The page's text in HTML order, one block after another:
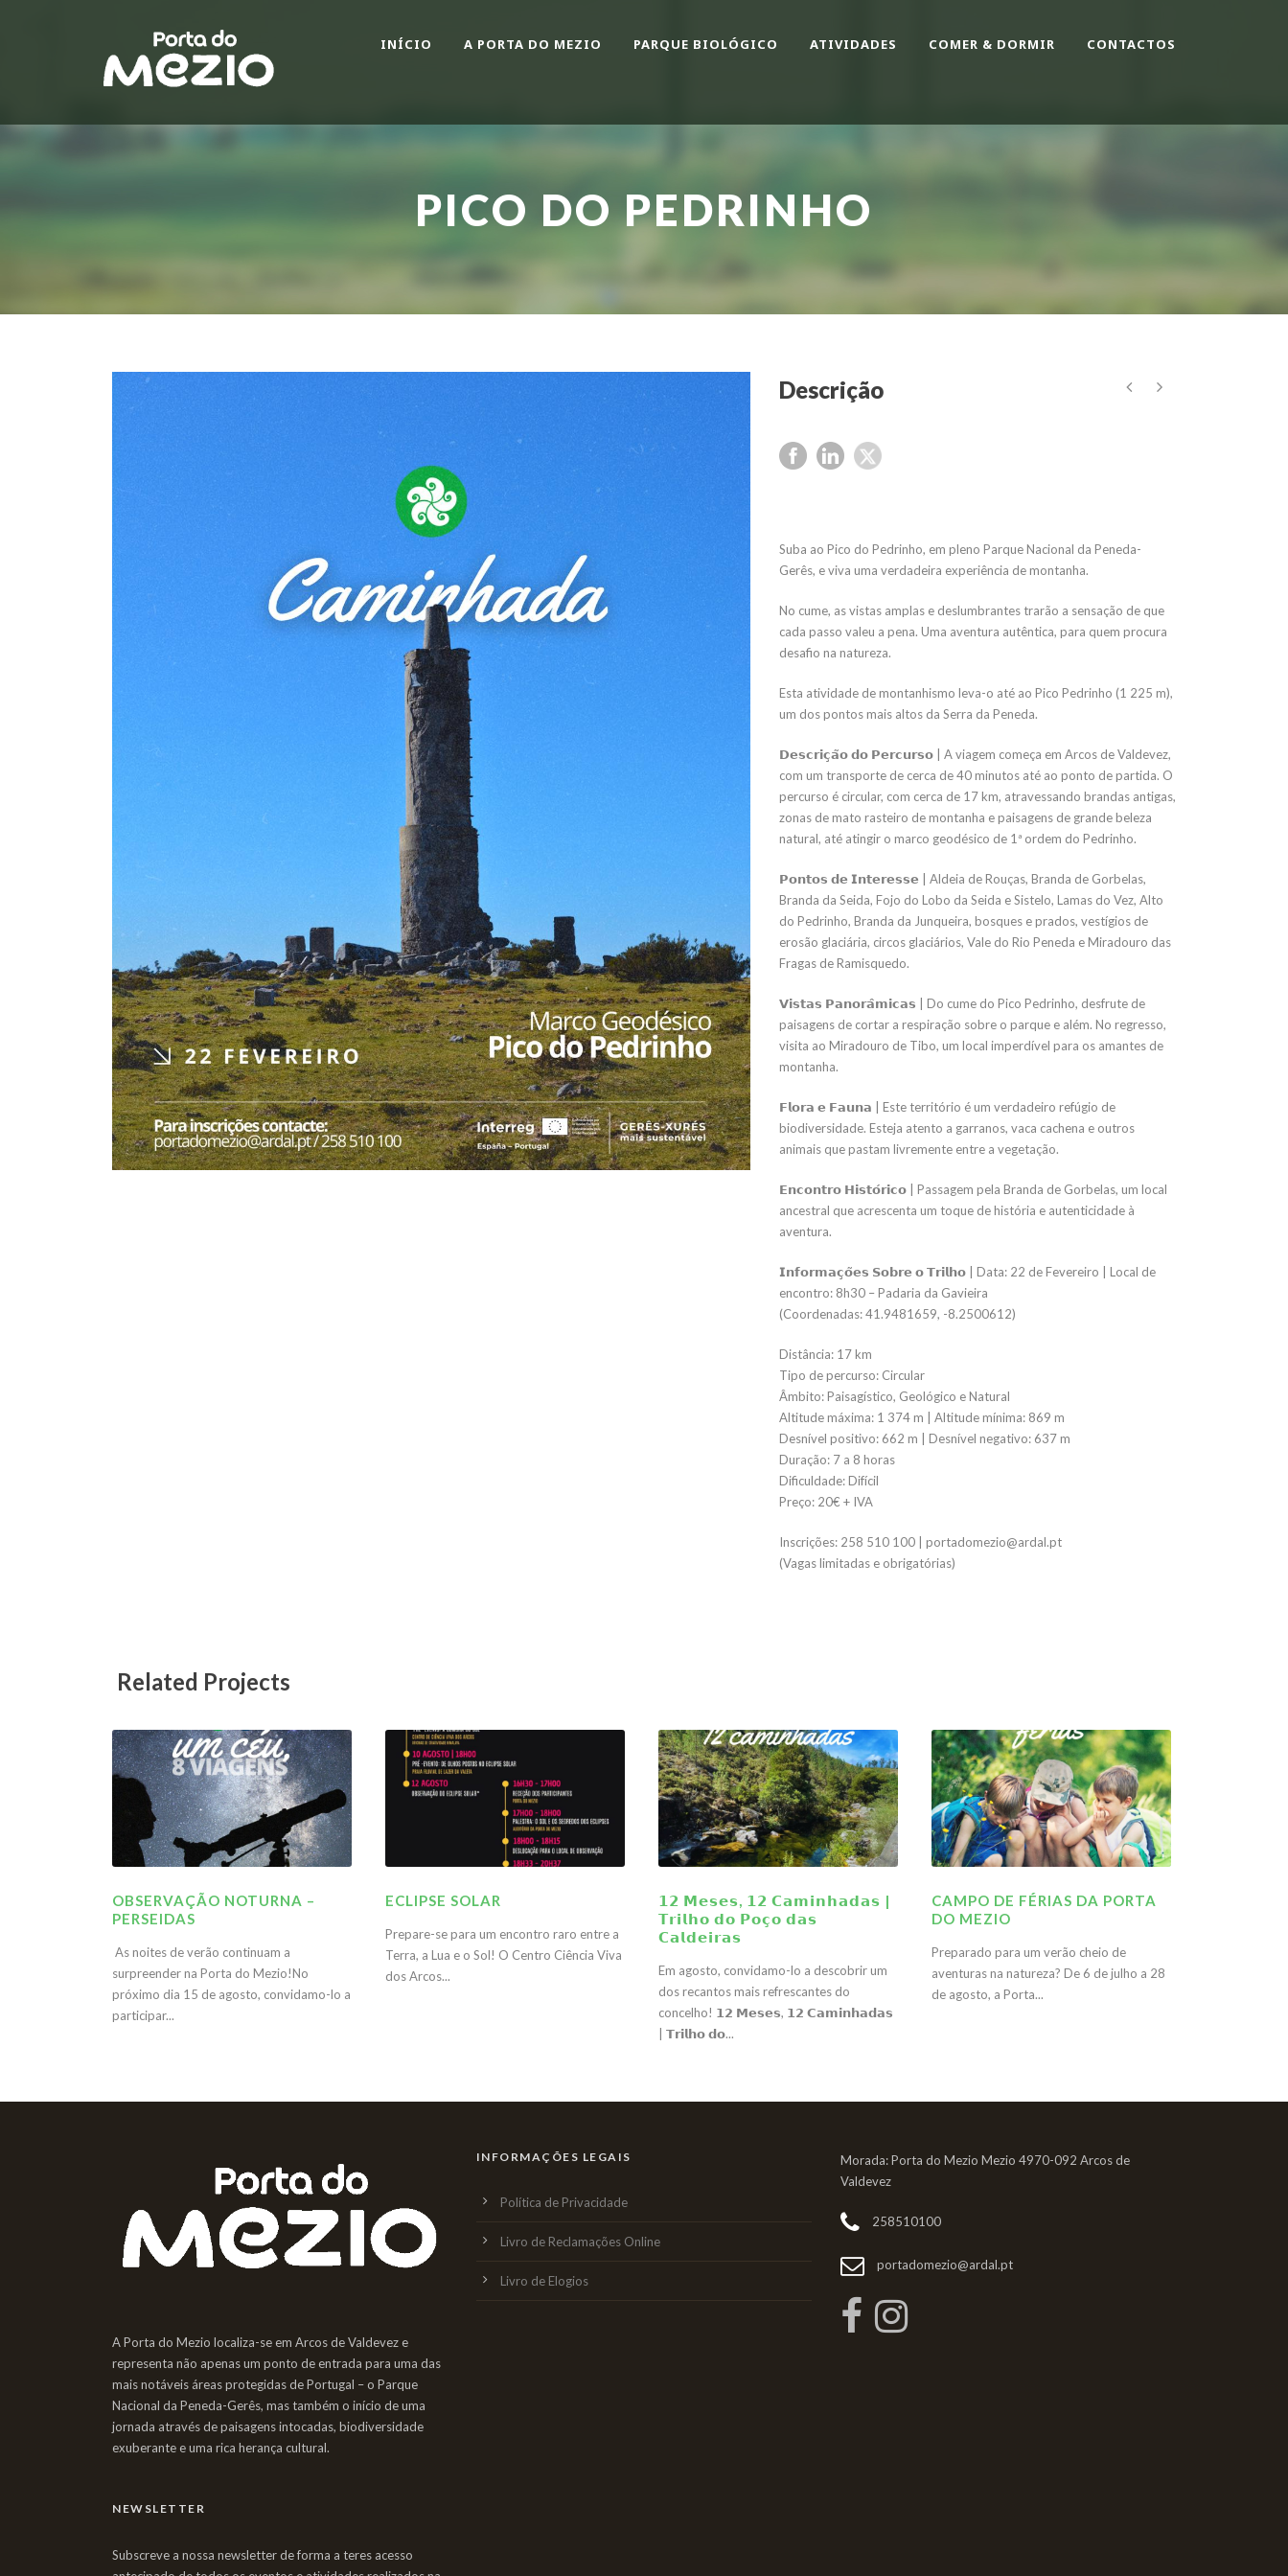
INÍCIO A PORTA DO MEZIO PARQUE BIOLÓGICO ATIVIDADES COMER & DORMIR CONTACTOS
PICO DO PEDRINHO
Suba ao Pico do Pedrinho, em pleno Parque Nacional da Peneda-
Gerês, e viva uma verdadeira experiência de montanha.
No cume, as vistas amplas e deslumbrantes trarão a sensação de que
cada passo valeu a pena. Uma aventura autêntica, para quem procura
desafio na natureza.
Esta atividade de montanhismo leva-o até ao Pico Pedrinho (1 225 m),
um dos pontos mais altos da Serra da Peneda.
𝗗𝗲𝘀𝗰𝗿𝗶𝗰̧𝗮̃𝗼 𝗱𝗼 𝗣𝗲𝗿𝗰𝘂𝗿𝘀𝗼 | A viagem começa em Arcos de Valdevez,
com um transporte de cerca de 40 minutos até ao ponto de partida. O
percurso é circular, com cerca de 17 km, atravessando brandas antigas,
zonas de mato rasteiro de montanha e paisagens de grande beleza
natural, até atingir o marco geodésico de 1ª ordem do Pedrinho.
𝗣𝗼𝗻𝘁𝗼𝘀 𝗱𝗲 𝗜𝗻𝘁𝗲𝗿𝗲𝘀𝘀𝗲 | Aldeia de Rouças, Branda de Gorbelas,
Branda da Seida, Fojo do Lobo da Seida e Sistelo, Lamas do Vez, Alto
do Pedrinho, Branda da Junqueira, bosques e prados, vestígios de
erosão glaciária, circos glaciários, Vale do Rio Peneda e Miradouro das
Fragas de Ramisquedo.
𝗩𝗶𝘀𝘁𝗮𝘀 𝗣𝗮𝗻𝗼𝗿𝗮̂𝗺𝗶𝗰𝗮𝘀 | Do cume do Pico Pedrinho, desfrute de
paisagens de cortar a respiração sobre o parque e além. No regresso,
visita ao Miradouro de Tibo, um local imperdível para os amantes de
montanha.
𝗙𝗹𝗼𝗿𝗮 𝗲 𝗙𝗮𝘂𝗻𝗮 | Este território é um verdadeiro refúgio de
biodiversidade. Esteja atento a garranos, vaca cachena e outros
animais que pastam livremente entre a vegetação.
𝗘𝗻𝗰𝗼𝗻𝘁𝗿𝗼 𝗛𝗶𝘀𝘁𝗼́𝗿𝗶𝗰𝗼 | Passagem pela Branda de Gorbelas, um local
ancestral que acrescenta um toque de história e autenticidade à
aventura.
𝗜𝗻𝗳𝗼𝗿𝗺𝗮𝗰̧𝗼̃𝗲𝘀 𝗦𝗼𝗯𝗿𝗲 𝗼 𝗧𝗿𝗶𝗹𝗵𝗼 | Data: 22 de Fevereiro | Local de
encontro: 8h30 – Padaria da Gavieira
(Coordenadas: 41.9481659, -8.2500612)
Distância: 17 km
Tipo de percurso: Circular
Âmbito: Paisagístico, Geológico e Natural
Altitude máxima: 1 374 m | Altitude mínima: 869 m
Desnível positivo: 662 m | Desnível negativo: 637 m
Duração: 7 a 8 horas
Dificuldade: Difícil
Preço: 20€ + IVA
Inscrições: 258 510 100 | portadomezio@ardal.pt
(Vagas limitadas e obrigatórias)
Related Projects
OBSERVAÇÃO NOTURNA –
PERSEIDAS
As noites de verão continuam a
surpreender na Porta do Mezio!No
próximo dia 15 de agosto, convidamo-lo a
participar...
ECLIPSE SOLAR
Prepare-se para um encontro raro entre a
Terra, a Lua e o Sol! O Centro Ciência Viva
dos Arcos...
𝟭𝟮 𝗠𝗲𝘀𝗲𝘀, 𝟭𝟮 𝗖𝗮𝗺𝗶𝗻𝗵𝗮𝗱𝗮𝘀 |
𝗧𝗿𝗶𝗹𝗵𝗼 𝗱𝗼 𝗣𝗼𝗰̧𝗼 𝗱𝗮𝘀
𝗖𝗮𝗹𝗱𝗲𝗶𝗿𝗮𝘀
Em agosto, convidamo-lo a descobrir um
dos recantos mais refrescantes do
concelho! 𝟭𝟮 𝗠𝗲𝘀𝗲𝘀, 𝟭𝟮 𝗖𝗮𝗺𝗶𝗻𝗵𝗮𝗱𝗮𝘀
| 𝗧𝗿𝗶𝗹𝗵𝗼 𝗱𝗼...
CAMPO DE FÉRIAS DA PORTA
DO MEZIO
Preparado para um verão cheio de
aventuras na natureza? De 6 de julho a 28
de agosto, a Porta...
A Porta do Mezio localiza-se em Arcos de Valdevez e
representa não apenas um ponto de entrada para uma das
mais notáveis áreas protegidas de Portugal – o Parque
Nacional da Peneda-Gerês, mas também o início de uma
jornada através de paisagens intocadas, biodiversidade
exuberante e uma rica herança cultural.
NEWSLETTER
Subscreve a nossa newsletter de forma a teres acesso
INFORMAÇÕES LEGAIS
Política de Privacidade
Livro de Reclamações Online
Livro de Elogios
Morada: Porta do Mezio Mezio 4970-092 Arcos de
Valdevez
258510100
portadomezio@ardal.pt